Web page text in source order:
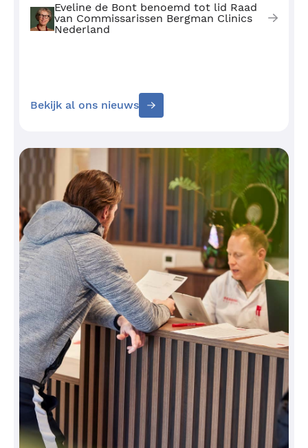
Eveline de Bont benoemd tot lid Raad
van Commissarissen Bergman Clinics
Nederland
Bekijk al ons nieuws